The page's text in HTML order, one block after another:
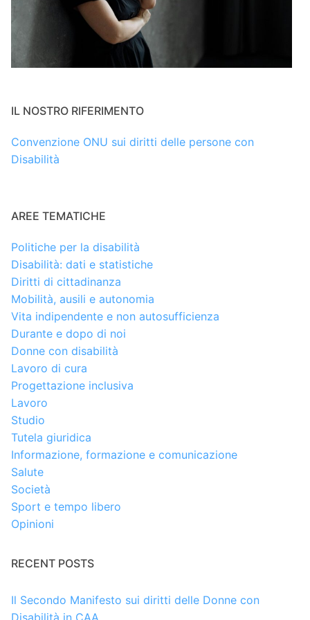
IL NOSTRO RIFERIMENTO
Convenzione ONU sui diritti delle persone con
Disabilità
AREE TEMATICHE
Politiche per la disabilità
Disabilità: dati e statistiche
Diritti di cittadinanza
Mobilità, ausili e autonomia
Vita indipendente e non autosufficienza
Durante e dopo di noi
Donne con disabilità
Lavoro di cura
Progettazione inclusiva
Lavoro
Studio
Tutela giuridica
Informazione, formazione e comunicazione
Salute
Società
Sport e tempo libero
Opinioni
RECENT POSTS
Il Secondo Manifesto sui diritti delle Donne con
Disabilità in CAA